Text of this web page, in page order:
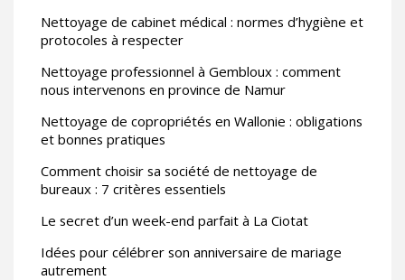
Nettoyage de cabinet médical : normes d’hygiène et
protocoles à respecter
Nettoyage professionnel à Gembloux : comment
nous intervenons en province de Namur
Nettoyage de copropriétés en Wallonie : obligations
et bonnes pratiques
Comment choisir sa société de nettoyage de
bureaux : 7 critères essentiels
Le secret d’un week-end parfait à La Ciotat
Idées pour célébrer son anniversaire de mariage
autrement